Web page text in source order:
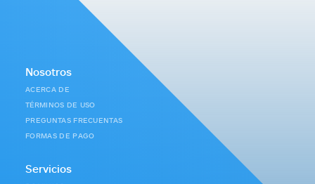
Nosotros
ACERCA DE
TÉRMINOS DE USO
PREGUNTAS FRECUENTAS
FORMAS DE PAGO
Servicios